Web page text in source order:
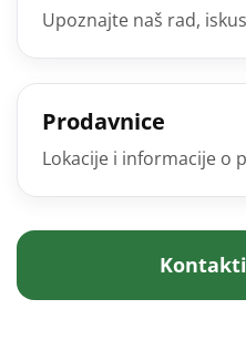
Upoznajte naš rad,
Prodavnice
Lokacije i informacije o